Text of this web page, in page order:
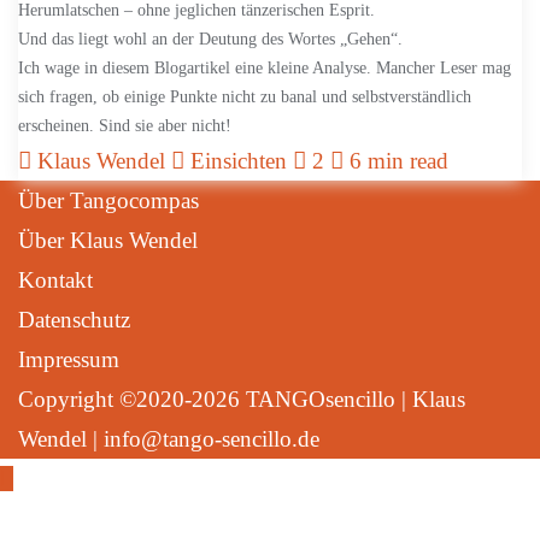
Herumlatschen – ohne jeglichen tänzerischen Esprit.
Und das liegt wohl an der Deutung des Wortes „Gehen“.
Ich wage in diesem Blogartikel eine kleine Analyse. Mancher Leser mag
sich fragen, ob einige Punkte nicht zu banal und selbstverständlich
erscheinen. Sind sie aber nicht!
Klaus Wendel Einsichten 2
6 min read
Über Tangocompas
Über Klaus Wendel
Kontakt
Datenschutz
Impressum
Copyright ©2020-2026 TANGOsencillo | Klaus
Wendel | info@tango-sencillo.de